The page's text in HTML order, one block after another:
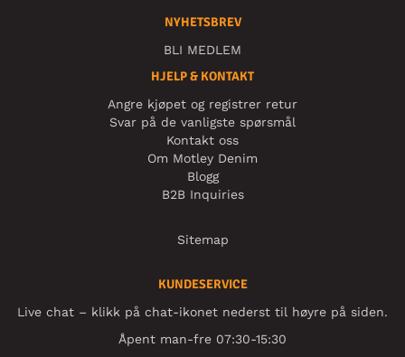
NYHETSBREV
BLI MEDLEM
HJELP & KONTAKT
Angre kjøpet og registrer retur
Svar på de vanligste spørsmål
Kontakt oss
Om Motley Denim
Blogg
B2B Inquiries
Sitemap
KUNDESERVICE
Live chat – klikk på chat-ikonet nederst til høyre på siden.
Åpent man-fre 07:30-15:30